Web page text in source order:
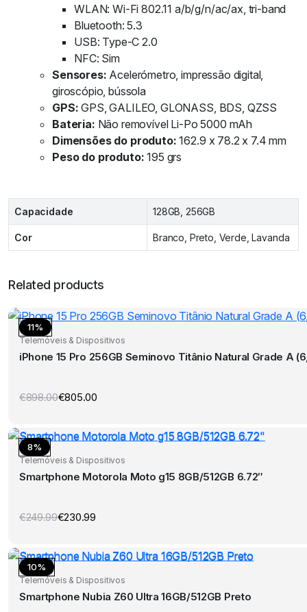
WLAN: Wi-Fi 802.11 a/b/g/n/ac/ax, tri-band
Bluetooth: 5.3
USB: Type-C 2.0
NFC: Sim
Sensores: Acelerómetro, impressão digital,
giroscópio, bússola
GPS: GPS, GALILEO, GLONASS, BDS, QZSS
Bateria: Não removível Li-Po 5000 mAh
Dimensões do produto: 162.9 x 78.2 x 7.4 mm
Peso do produto: 195 grs
Capacidade 128GB, 256GB
Cor Branco, Preto, Verde, Lavanda
Related products
11%
Telemóveis & Dispositivos
iPhone 15 Pro 256GB Seminovo Titânio Natural Grade A
€898.00
O
era:
€898.00.
€805.00
O
é:
€805.00.
8%
Telemóveis & Dispositivos
Smartphone Motorola Moto g15 8GB/512GB 6.72″
€249.99
O
era:
€249.99.
€230.99
O
é:
€230.99.
10%
Telemóveis & Dispositivos
Smartphone Nubia Z60 Ultra 16GB/512GB Preto